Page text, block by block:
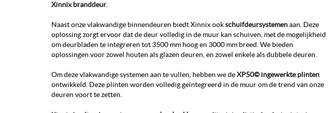
Xinnix branddeur
Naast onze vlakwandige binnendeuren biedt Xinnix ookschuifdeursystemenaan. Deze
oplossing zorgt ervoor dat de deur volledig in de muur kan schuiven, met de mogelijkheid
om deurbladen te integreren tot 3500 mm hoog en 3000 mm breed. We bieden
oplossingen voor zowel houten als glazen deuren, en zowel enkele als dubbele deuren.
Om deze vlakwandige systemen aan te vullen, hebben we deXP50© ingewerkte plinten
ontwikkeld. Deze plinten worden volledig geïntegreerd in de muur om de trend van onze
deuren voort te zetten.